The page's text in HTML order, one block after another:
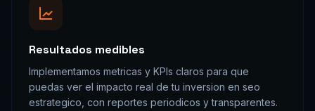
Resultados medibles
Implementamos metricas y KPIs claros para que
puedas ver el impacto real de tu inversion en seo
estrategico, con reportes periodicos y transparentes.